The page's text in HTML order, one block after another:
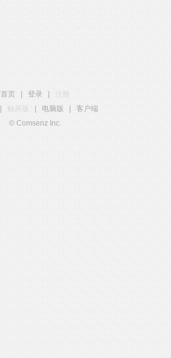
首页 登录
注册
触屏版 电脑版
客户端
© Comsenz Inc.